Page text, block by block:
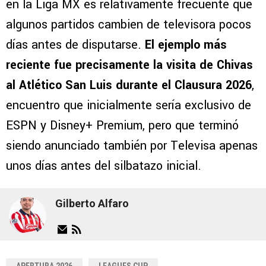
en la Liga MX es relativamente frecuente que
algunos partidos cambien de televisora pocos
días antes de disputarse. El ejemplo más
reciente fue precisamente la visita de Chivas
al Atlético San Luis durante el Clausura 2026,
encuentro que inicialmente sería exclusivo de
ESPN y Disney+ Premium, pero que terminó
siendo anunciado también por Televisa apenas
unos días antes del silbatazo inicial.
Gilberto Alfaro